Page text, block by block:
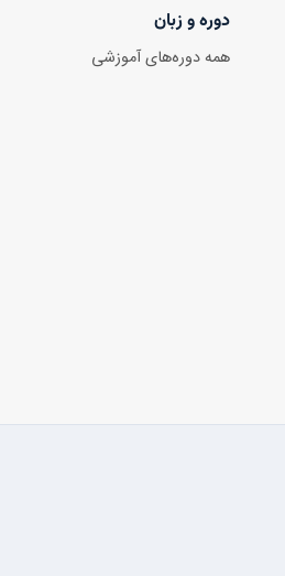
دوره و زبان
همه دوره‌های آموزشی